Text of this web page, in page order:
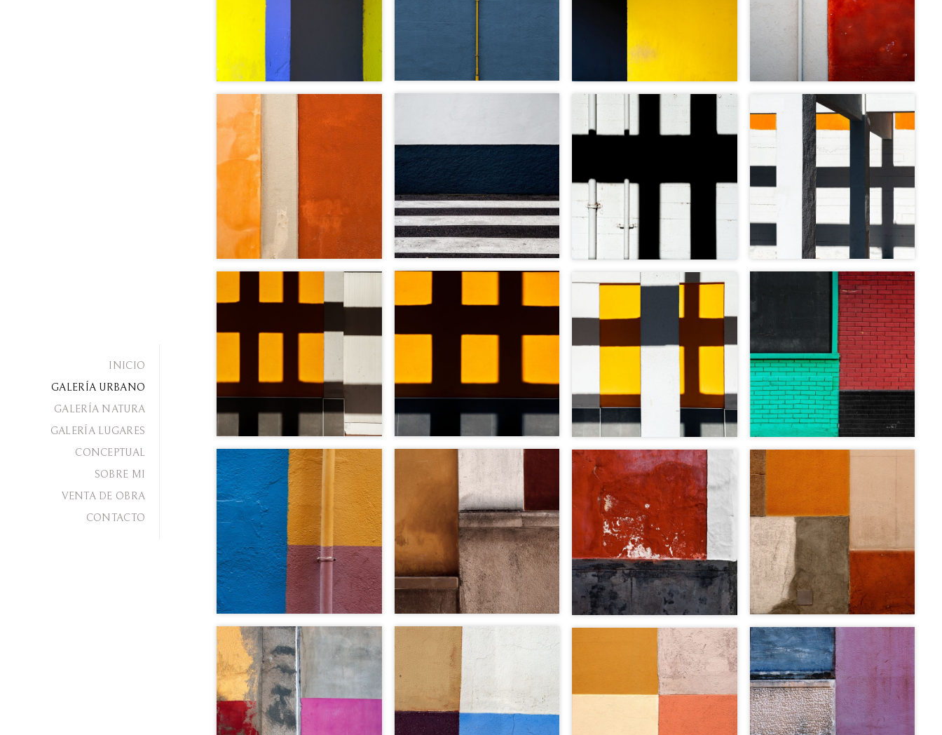
INICIO
GALERÍA URBANO
GALERÍA NATURA
GALERÍA LUGARES
CONCEPTUAL
SOBRE MI
VENTA DE OBRA
CONTACTO